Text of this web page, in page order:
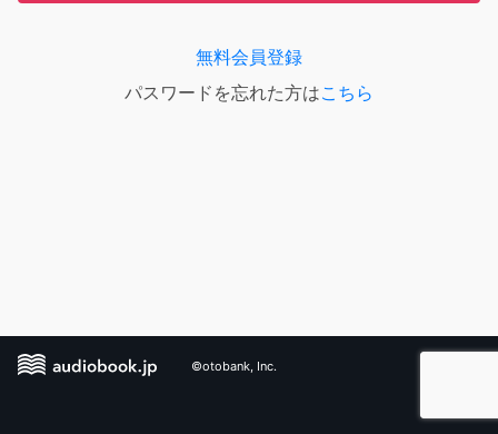
無料会員登録
パスワードを忘れた方はこちら
©otobank, Inc.